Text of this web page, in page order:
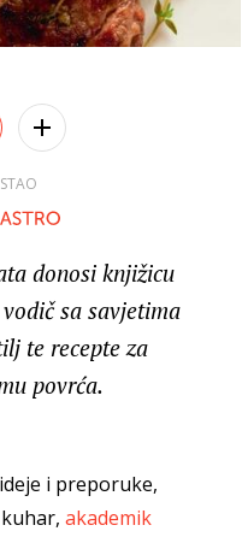
donosi knjižicu
sa savjetima
te recepte za
povrća.
i preporuke,
akademik